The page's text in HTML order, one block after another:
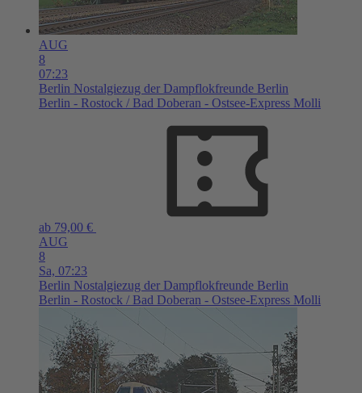
AUG
8
07:23
Berlin Nostalgiezug der Dampflokfreunde Berlin
Berlin - Rostock / Bad Doberan - Ostsee-Express Molli
ab 79,00 €
AUG
8
Sa, 07:23
Berlin Nostalgiezug der Dampflokfreunde Berlin
Berlin - Rostock / Bad Doberan - Ostsee-Express Molli